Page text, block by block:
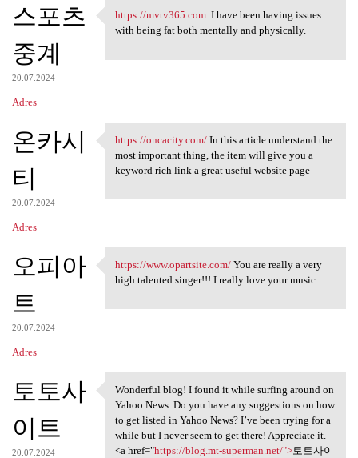
스포츠
중계
20.07.2024
Adres
https://mvtv365.com I have
https://mvtv365.comI have been having issues
with being fat both mentally and physically.
온카시
티
20.07.2024
Adres
https://oncacity.com/ In this
https://oncacity.com/In this article understand the
most important thing, the item will give you a
keyword rich link a great useful website page
오피아
트
20.07.2024
Adres
https://www.opartsite.com/
https://www.opartsite.com/You are really a very
high talented singer!!! I really love your music
토토사
이트
20.07.2024
Wonderful blog! I found it
Wonderful blog! I found it while surfing around on
Yahoo News. Do you have any suggestions on how
to get listed in Yahoo News? I’ve been trying for a
while but I never seem to get there! Appreciate it.
<a href="https://blog.mt-superman.net/">토토사이